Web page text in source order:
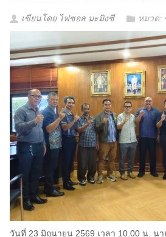
เขียนโดย ไฟซอล มะมิงซี หมวด:
วันที่ 23 มิถุนายน 2569 เวลา 10.00 น. น